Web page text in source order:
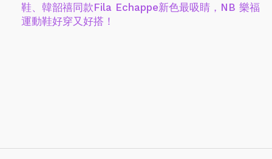
鞋、韓韶禧同款Fila Echappe新色最吸睛，NB 樂福
運動鞋好穿又好搭！